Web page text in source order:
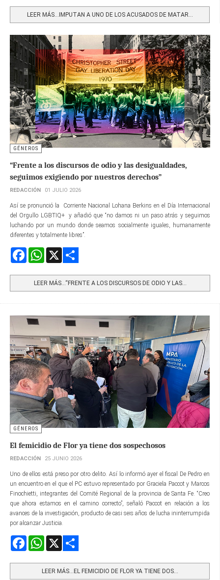
LEER MÁS…IMPUTAN A UNO DE LOS ACUSADOS DE MATAR...
GÉNEROS
“Frente a los discursos de odio y las desigualdades,
seguimos exigiendo por nuestros derechos”
REDACCIÓN 01 JULIO 2026
Así se pronunció la Corriente Nacional Lohana Berkins en el Día Internacional
del Orgullo LGBTIQ+ y añadió que “no damos ni un paso atrás y seguimos
luchando por un mundo donde seamos socialmente iguales, humanamente
diferentes y totalmente libres”.
FacebookWhatsApp
LEER MÁS…“FRENTE A LOS DISCURSOS DE ODIO Y LAS...
GÉNEROS
El femicidio de Flor ya tiene dos sospechosos
REDACCIÓN 25 JUNIO 2026
Uno de ellos está preso por otro delito. Así lo informó ayer el fiscal De Pedro en
un encuentro en el que el PC estuvo representado por Graciela Paccot y Marcos
Finochietti, integrantes del Comité Regional de la provincia de Santa Fe. “Creo
que ahora estamos en el camino correcto”, señaló Paccot en relación a los
avances de la investigación, producto de casi seis años de lucha ininterrumpida
por alcanzar Justicia.
FacebookWhatsApp
LEER MÁS…EL FEMICIDIO DE FLOR YA TIENE DOS...